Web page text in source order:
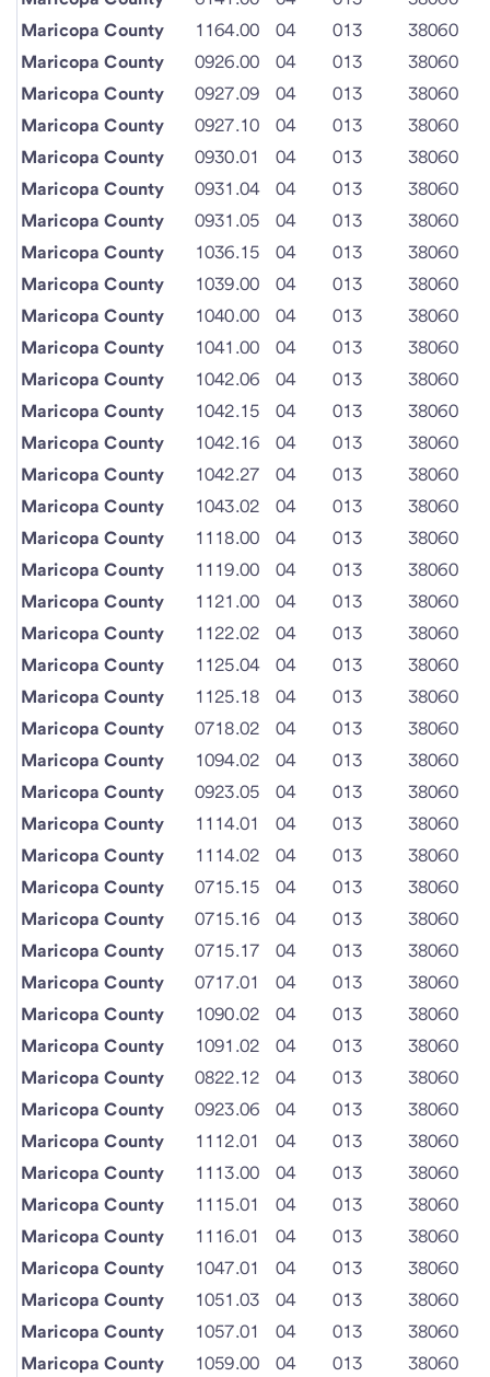
Maricopa County
1164.00 04 013
38060
Maricopa County
0926.00 04 013
38060
Maricopa County
0927.09 04 013
38060
Maricopa County
0927.10 04 013
38060
Maricopa County
0930.01 04 013
38060
Maricopa County
0931.04 04 013
38060
Maricopa County
0931.05 04 013
38060
Maricopa County
1036.15 04 013
38060
Maricopa County
1039.00 04 013
38060
Maricopa County
1040.00 04 013
38060
Maricopa County
1041.00 04 013
38060
Maricopa County
1042.06 04 013
38060
Maricopa County
1042.15 04 013
38060
Maricopa County
1042.16 04 013
38060
Maricopa County
1042.27 04 013
38060
Maricopa County
1043.02 04 013
38060
Maricopa County
1118.00 04 013
38060
Maricopa County
1119.00 04 013
38060
Maricopa County
1121.00 04 013
38060
Maricopa County
1122.02 04 013
38060
Maricopa County
1125.04 04 013
38060
Maricopa County
1125.18 04 013
38060
Maricopa County
0718.02 04 013
38060
Maricopa County
1094.02 04 013
38060
Maricopa County
0923.05 04 013
38060
Maricopa County
1114.01 04 013
38060
Maricopa County
1114.02 04 013
38060
Maricopa County
0715.15 04 013
38060
Maricopa County
0715.16 04 013
38060
Maricopa County
0715.17 04 013
38060
Maricopa County
0717.01 04 013
38060
Maricopa County
1090.02 04 013
38060
Maricopa County
1091.02 04 013
38060
Maricopa County
0822.12 04 013
38060
Maricopa County
0923.06 04 013
38060
Maricopa County
1112.01 04 013
38060
Maricopa County
1113.00 04 013
38060
Maricopa County
1115.01 04 013
38060
Maricopa County
1116.01 04 013
38060
Maricopa County
1047.01 04 013
38060
Maricopa County
1051.03 04 013
38060
Maricopa County
1057.01 04 013
38060
Maricopa County
1059.00 04 013
38060